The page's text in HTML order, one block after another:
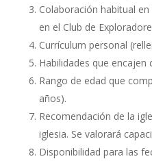
Colaboración habitual
en el Club de
Currículum personal
Habilidades que
Rango de edad que
años).
Recomendación de la
iglesia. Se valorará
Disponibilidad para las